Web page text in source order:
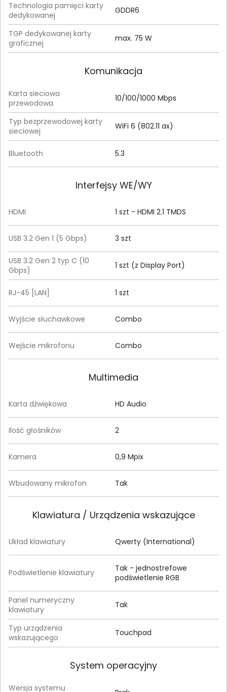
Technologia pamięci karty
dedykowanej
GDDR6
TGP dedykowanej karty
graficznej
max. 75 W
Komunikacja
Karta sieciowa
przewodowa
10/100/1000 Mbps
Typ bezprzewodowej karty
sieciowej
WiFi 6 (802.11 ax)
Bluetooth 5.3
Interfejsy WE/WY
HDMI 1 szt - HDMI 2.1 TMDS
USB 3.2 Gen 1 (5 Gbps) 3 szt
USB 3.2 Gen 2 typ C (10
Gbps)
1 szt (z Display Port)
RJ-45 [LAN] 1 szt
Wyjście słuchawkowe Combo
Wejście mikrofonu Combo
Multimedia
Karta dźwiękowa HD Audio
Ilość głośników 2
Kamera 0,9 Mpix
Wbudowany mikrofon Tak
Klawiatura / Urządzenia wskazujące
Układ klawiatury Qwerty (International)
Podświetlenie klawiatury
Tak - jednostrefowe
podświetlenie RGB
Panel numeryczny
klawiatury
Tak
Typ urządzenia
wskazującego
Touchpad
System operacyjny
Wersja systemu